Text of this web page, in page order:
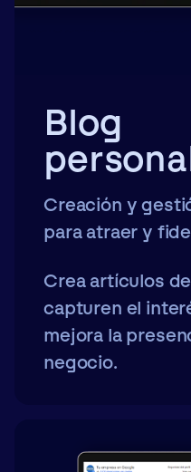
Blog
Creación y
para atraer y
Crea artículos
capturen el
mejora la
negocio.